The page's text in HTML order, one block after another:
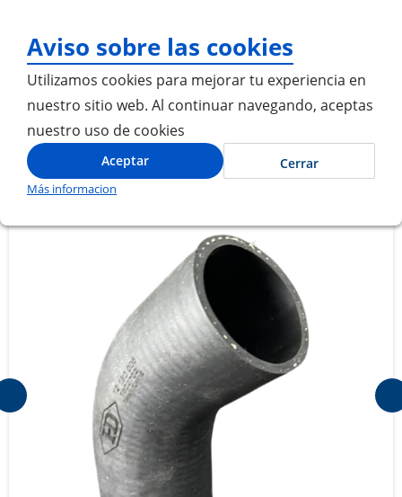
Aviso sobre las cookies
Utilizamos cookies para mejorar tu experiencia en
nuestro sitio web. Al continuar navegando, aceptas
nuestro uso de cookies
Aceptar Cerrar
Más informacion
Inicio MANGUERA RETARDADOR